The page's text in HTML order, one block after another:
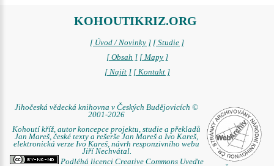
KOHOUTIKRIZ.ORG
[ Úvod / Novinky ] [ Studie ]
[ Obsah ] [ Mapy ]
[ Najít ] [ Kontakt ]
Jihočeská vědecká knihovna v Českých Budějovicích ©
2001-2026
Kohoutí kříž, autor koncepce projektu, studie a překladů
Jan Mareš, české texty a rešerše Jan Mareš a Ivo Kareš,
elektronická verze Ivo Kareš, návrh responzivního webu
Jiří Nechvátal.
Podléhá licenci Creative Commons Uveďte